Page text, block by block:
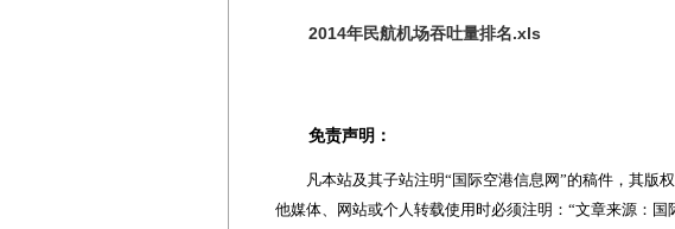
2014年民航机场吞吐量排名.xls
免责声明：
凡本站及其子站注明“国际空港信息网”的稿件，其版
他媒体、网站或个人转载使用时必须注明：“文章来源：